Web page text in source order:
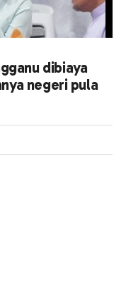
dibiaya
negeri pula